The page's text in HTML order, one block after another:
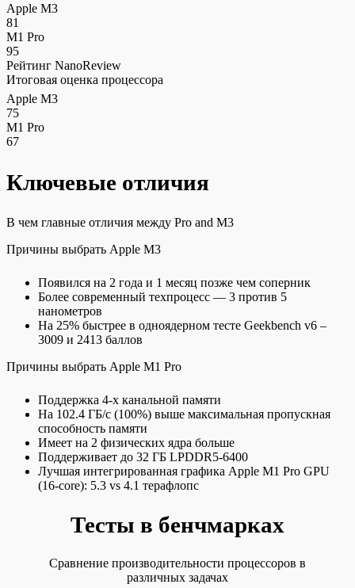
Apple M3
81
M1 Pro
95
Рейтинг NanoReview
Итоговая оценка процессора
Apple M3
75
M1 Pro
67
Ключевые отличия
В чем главные отличия между Pro and M3
Причины выбрать Apple M3
Появился на 2 года и 1 месяц позже чем соперник
Более современный техпроцесс — 3 против 5
нанометров
На 25% быстрее в одноядерном тесте Geekbench v6 –
3009 и 2413 баллов
Причины выбрать Apple M1 Pro
Поддержка 4-х канальной памяти
На 102.4 ГБ/c (100%) выше максимальная пропускная
способность памяти
Имеет на 2 физических ядра больше
Поддерживает до 32 ГБ LPDDR5-6400
Лучшая интегрированная графика Apple M1 Pro GPU
(16-core): 5.3 vs 4.1 терафлопс
Тесты в бенчмарках
Сравнение производительности процессоров в
различных задачах